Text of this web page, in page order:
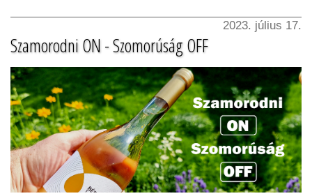
2023. július 17.
Szamorodni ON - Szomorúság OFF